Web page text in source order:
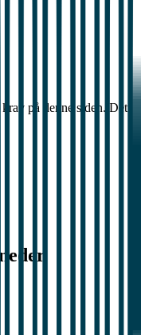
på denne siden. Det